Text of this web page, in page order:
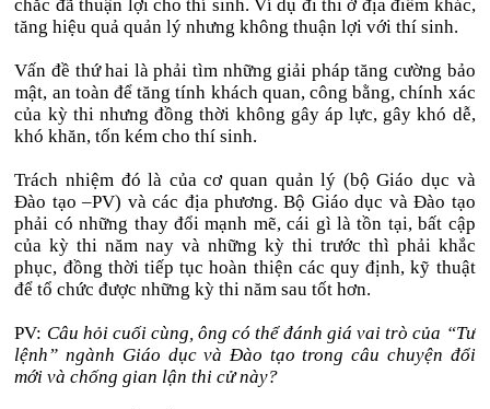
chắc đã thuận lợi cho thí sinh. Ví dụ đi thi ở địa điểm khác,
tăng hiệu quả quản lý nhưng không thuận lợi với thí sinh.
Vấn đề thứ hai là phải tìm những giải pháp tăng cường bảo
mật, an toàn để tăng tính khách quan, công bằng, chính xác
của kỳ thi nhưng đồng thời không gây áp lực, gây khó dễ,
khó khăn, tốn kém cho thí sinh.
Trách nhiệm đó là của cơ quan quản lý (bộ Giáo dục và
Đào tạo –PV) và các địa phương. Bộ Giáo dục và Đào tạo
phải có những thay đổi mạnh mẽ, cái gì là tồn tại, bất cập
của kỳ thi năm nay và những kỳ thi trước thì phải khắc
phục, đồng thời tiếp tục hoàn thiện các quy định, kỹ thuật
để tổ chức được những kỳ thi năm sau tốt hơn.
PV: Câu hỏi cuối cùng, ông có thể đánh giá vai trò của “Tư
lệnh” ngành Giáo dục và Đào tạo trong câu chuyện đổi
mới và chống gian lận thi cử này?